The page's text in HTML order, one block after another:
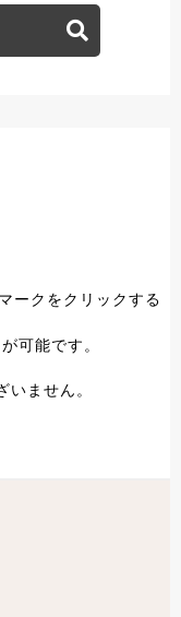
ークをクリックする
可能です。
ません。